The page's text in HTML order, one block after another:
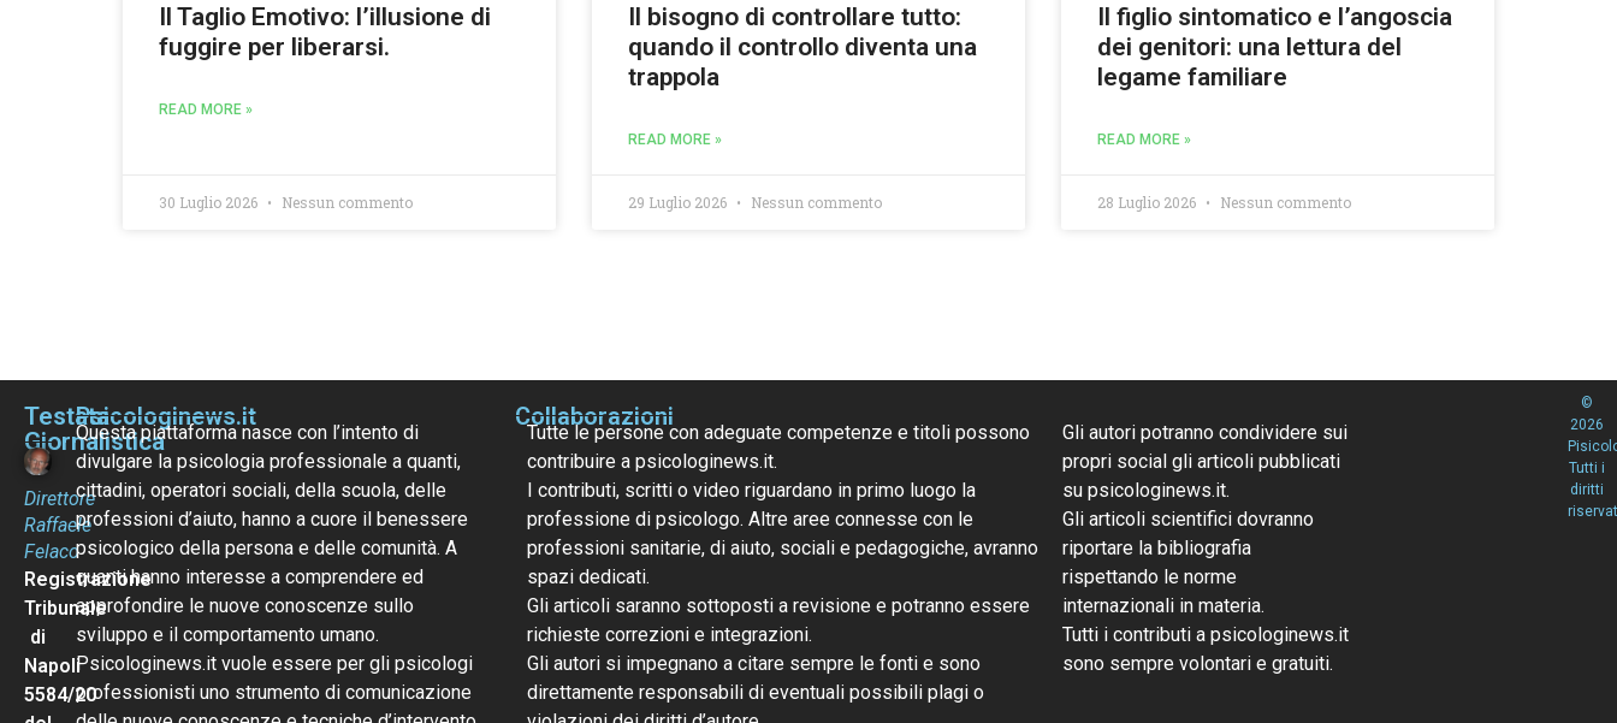
Il Taglio Emotivo: l’illusione di
fuggire per liberarsi.
READ MORE »
30 Luglio 2026 Nessun commento
Il bisogno di controllare tutto:
quando il controllo diventa una
trappola
READ MORE »
29 Luglio 2026 Nessun commento
Il figlio sintomatico e l’angoscia
dei genitori: una lettura del
legame familiare
READ MORE »
28 Luglio 2026 Nessun commento
Testata
Giornalistica
Direttore
Raffaele
Felaco
Registrazione
Tribunale
di
Napoli
5584/20
Psicologinews.it
Questa piattaforma nasce con l’intento di
divulgare la psicologia professionale a quanti,
cittadini, operatori sociali, della scuola, delle
professioni d’aiuto, hanno a cuore il benessere
psicologico della persona e delle comunità. A
quanti hanno interesse a comprendere ed
approfondire le nuove conoscenze sullo
sviluppo e il comportamento umano.
Psicologinews.it vuole essere per gli psicologi
professionisti uno strumento di comunicazione
Collaborazioni
Tutte le persone con adeguate competenze e titoli possono
contribuire a psicologinews.it.
I contributi, scritti o video riguardano in primo luogo la
professione di psicologo. Altre aree connesse con le
professioni sanitarie, di aiuto, sociali e pedagogiche, avranno
spazi dedicati.
Gli articoli saranno sottoposti a revisione e potranno essere
richieste correzioni e integrazioni.
Gli autori si impegnano a citare sempre le fonti e sono
direttamente responsabili di eventuali possibili plagi o
Gli autori potranno condividere sui
propri social gli articoli pubblicati
su psicologinews.it.
Gli articoli scientifici dovranno
riportare la bibliografia
rispettando le norme
internazionali in materia.
Tutti i contributi a psicologinews.it
sono sempre volontari e gratuiti.
©
2026
Tutti i
diritti